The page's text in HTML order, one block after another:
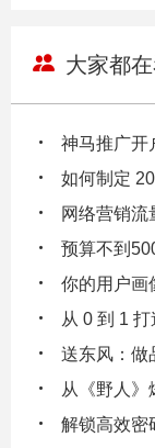
大家都
神马推广开
如何制定
网络营销流量成
预算不到5000，也
你的用户画
从 0 到 1 打
送东风：做品
从《野人》
解锁高效密